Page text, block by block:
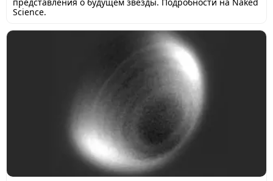
представления о будущем звезды. Подробности на Naked
Science.